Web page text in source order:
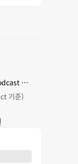
다운로드 및 설치 방법 (Podcast Addict 기준)
기준)